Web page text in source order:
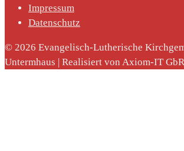
Impressum
Datenschutz
© 2026 Evangelisch-Lutherische
Untermhaus | Realisiert von Axiom-IT GbR